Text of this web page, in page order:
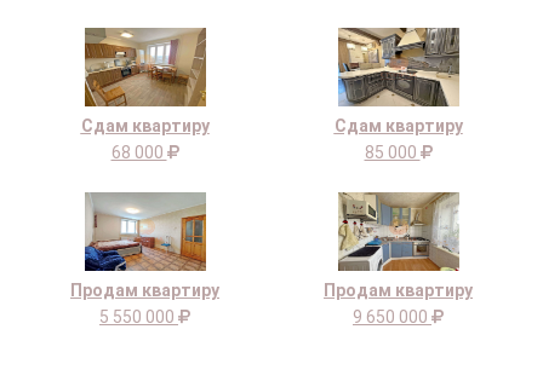
Сдам квартиру
68 000
Сдам квартиру
85 000
Продам квартиру
5 550 000
Продам квартиру
9 650 000